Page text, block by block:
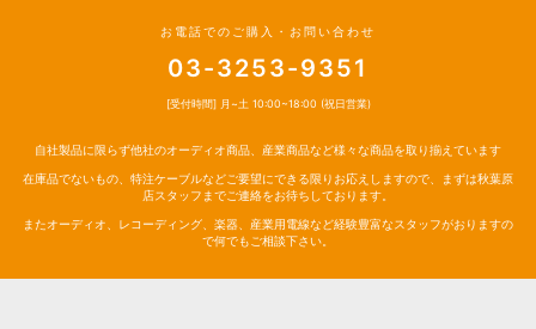
お電話でのご購入・お問い合わせ
03-3253-9351
[受付時間] 月~土 10:00~18:00 (祝日営業)
自社製品に限らず他社のオーディオ商品、産業商品など様々な商品を取り揃えています
在庫品でないもの、特注ケーブルなどご要望にできる限りお応えしますので、まずは秋葉原
店スタッフまでご連絡をお待ちしております。
またオーディオ、レコーディング、楽器、産業用電線など経験豊富なスタッフがおりますの
で何でもご相談下さい。